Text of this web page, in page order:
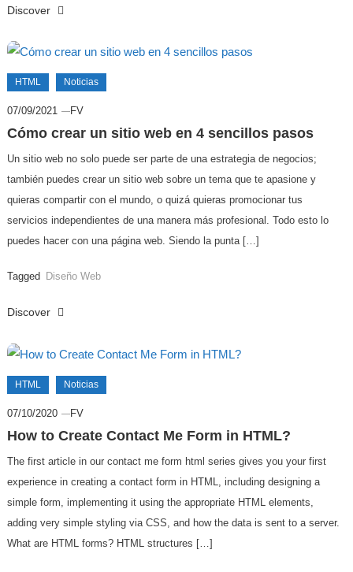
Discover
HTML Noticias
07/09/2021 FV
Cómo crear un sitio web en 4 sencillos pasos
Un sitio web no solo puede ser parte de una estrategia de negocios;
también puedes crear un sitio web sobre un tema que te apasione y
quieras compartir con el mundo, o quizá quieras promocionar tus
servicios independientes de una manera más profesional. Todo esto lo
puedes hacer con una página web. Siendo la punta […]
Tagged Diseño Web
Discover
HTML Noticias
07/10/2020 FV
How to Create Contact Me Form in HTML?
The first article in our contact me form html series gives you your first
experience in creating a contact form in HTML, including designing a
simple form, implementing it using the appropriate HTML elements,
adding very simple styling via CSS, and how the data is sent to a server.
What are HTML forms? HTML structures […]